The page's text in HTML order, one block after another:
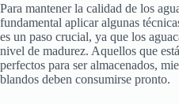
Para mantener la calidad de los
fundamental aplicar algunas
es un paso crucial, ya que los
nivel de madurez. Aquellos que
perfectos para ser almacenados,
blandos deben consumirse pronto.